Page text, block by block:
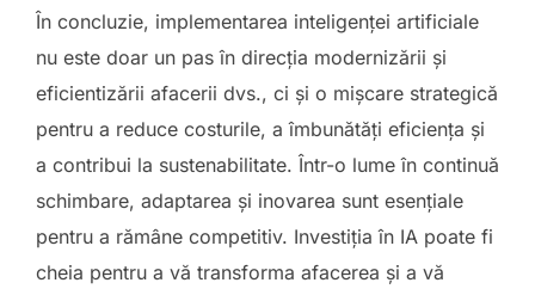
În concluzie, implementarea inteligenței artificiale
nu este doar un pas în direcția modernizării și
eficientizării afacerii dvs., ci și o mișcare strategică
pentru a reduce costurile, a îmbunătăți eficiența și
a contribui la sustenabilitate. Într-o lume în continuă
schimbare, adaptarea și inovarea sunt esențiale
pentru a rămâne competitiv. Investiția în IA poate fi
cheia pentru a vă transforma afacerea și a vă